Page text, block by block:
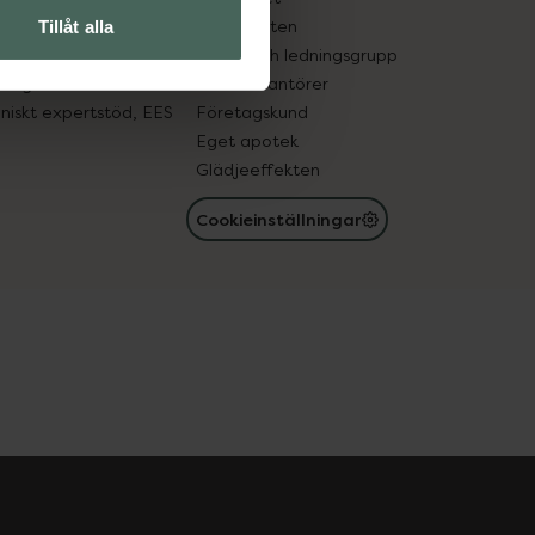
Tillåt alla
in gammal medicin
expertstöd, EES
Samarbeten
Ägare och ledningsgrupp
För leverantörer
Företagskund
Eget apotek
Glädjeeffekten
Cookieinställningar